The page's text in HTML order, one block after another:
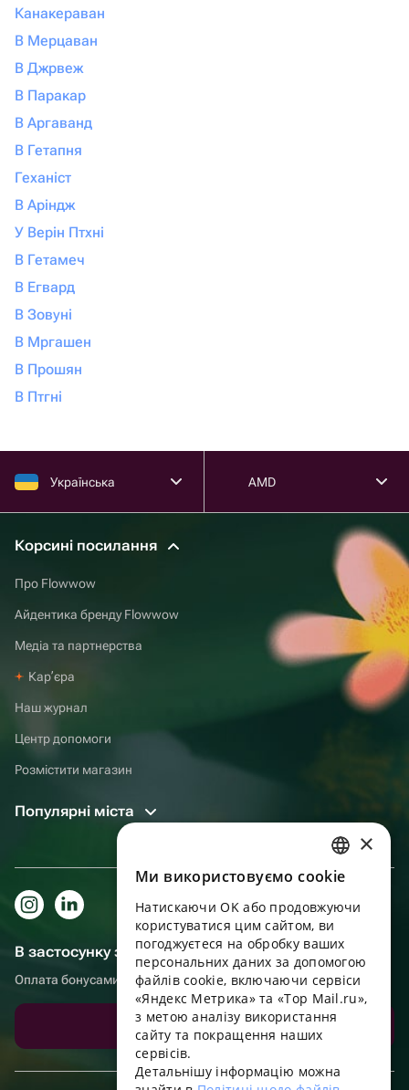
Канакераван
В Мерцаван
В Джрвеж
В Паракар
В Аргаванд
В Гетапня
Геханіст
В Аріндж
У Верін Птхні
В Гетамеч
В Егвард
В Зовуні
В Мргашен
В Прошян
В Птгні
Українська AMD
Корсині посилання
Про Flowwow
Айдентика бренду Flowwow
Медіа та партнерства
Карʼєра
Наш журнал
Центр допомоги
Розмістити магазин
Популярні міста
В застосунку зручніше!
Оплата бонусами, самовивіз, зручний чат підтримки
Завантажити додаток
RUSSIAN
ENGLISH
UKRAINIAN
PORTUGUESE
SPANISH
HUNGARIAN
×
Ми використовуємо cookie
Натискаючи OK або продовжуючи
користуватися цим сайтом, ви
погоджуєтеся на обробку ваших
персональних даних за допомогою
файлів cookie, включаючи сервіси
«Яндекс Метрика» та «Top Mail.ru»,
з метою аналізу використання
сайту та покращення наших
сервісів.
Детальнішу інформацію можна